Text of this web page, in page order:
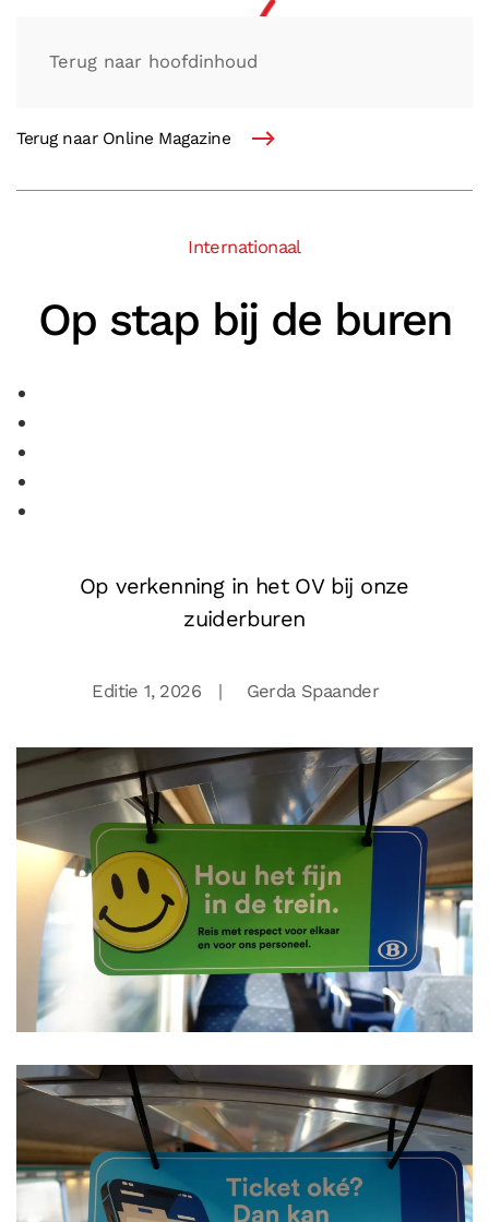
Terug naar hoofdinhoud
Terug naar Online Magazine
Internationaal
Op stap bij de buren
Op verkenning in het OV bij onze
zuiderburen
Editie 1, 2026 | Gerda Spaander